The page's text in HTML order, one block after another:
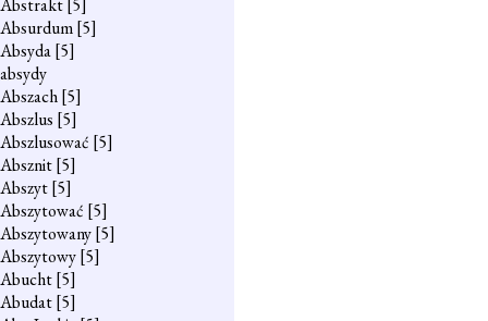
Abstrakt[5]
Absurdum[5]
Absyda[5]
absydy
Abszach[5]
Abszlus [5]
Abszlusować [5]
Absznit[5]
Abszyt[5]
Abszytować [5]
Abszytowany[5]
Abszytowy[5]
Abucht[5]
Abudat[5]